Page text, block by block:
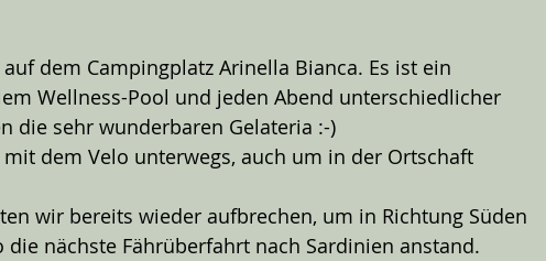
dem Campingplatz Arinella Bianca. Es ist ein
Wellness-Pool und jeden Abend unterschiedlicher
die sehr wunderbaren Gelateria :-)
dem Velo unterwegs, auch um in der Ortschaft
wir bereits wieder aufbrechen, um in Richtung Süden
nächste Fährüberfahrt nach Sardinien anstand.